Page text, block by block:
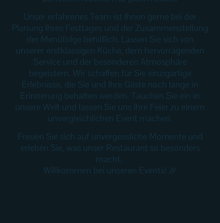
Unser erfahrenes Team ist Ihnen gerne bei der
Planung Ihres Fest­­tages und der Zusammenstellung
der Menüfolge behilflich. Lassen Sie sich von
unserer erstklassigen Küche, dem hervorragenden
Service und der besonderen Atmosphäre
begeistern. Wir schaffen für Sie einzigartige
Erlebnisse, die Sie und Ihre Gäste noch lange in
Erinnerung behalten werden. Tauchen Sie ein in
unsere Welt und lassen Sie uns Ihre Feier zu einem
unvergleichlichen Event machen.
Freuen Sie sich auf unvergessliche Momente und
erleben Sie, was unser Restaurant so besonders
macht.
Willkommen bei unseren Events! 🎉